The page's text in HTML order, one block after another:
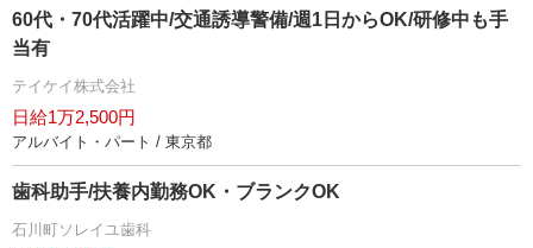
60代・70代活躍中/交通誘導警備/週1日からOK/研修中も手
当有
テイケイ株式会社
日給1万2,500円
アルバイト・パート / 東京都
歯科助手/扶養内勤務OK・ブランクOK
石川町ソレイユ歯科